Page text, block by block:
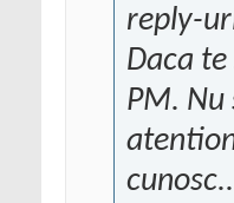
reply-
Daca
PM.